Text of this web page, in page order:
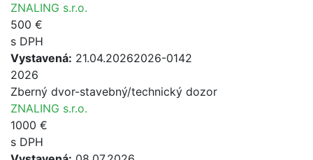
ZNALING s.r.o.
500 €
s DPH
Vystavená: 21.04.20262026-0142
2026
Zberný dvor-stavebný/technický dozor
ZNALING s.r.o.
1000 €
s DPH